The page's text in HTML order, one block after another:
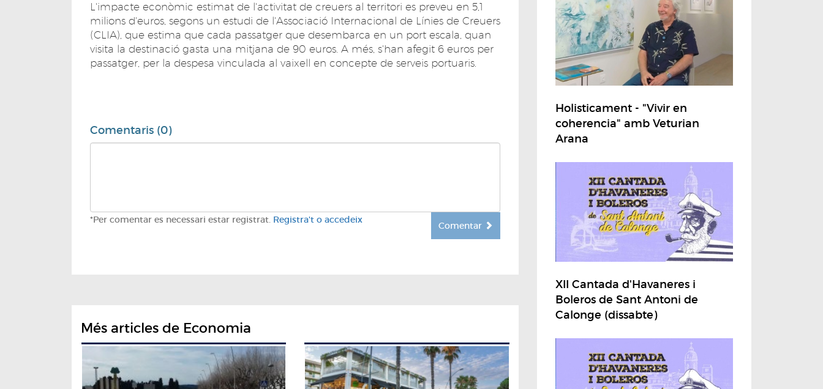
L'impacte econòmic estimat de l'activitat de creuers al territori es preveu en 5,1
milions d'euros, segons un estudi de l'Associació Internacional de Línies de Creuers
(CLIA), que estima que cada passatger que desembarca en un port escala, quan
visita la destinació gasta una mitjana de 90 euros. A més, s'han afegit 6 euros per
passatger, per la despesa vinculada al vaixell en concepte de serveis portuaris.
Comentaris (0)
*Per comentar es necessari estar registrat. Registra't o accedeix
Comentar
Més articles de Economia
Holisticament - "Vivir en
coherencia" amb Veturian
Arana
XII Cantada d'Havaneres i
Boleros de Sant Antoni de
Calonge (dissabte)